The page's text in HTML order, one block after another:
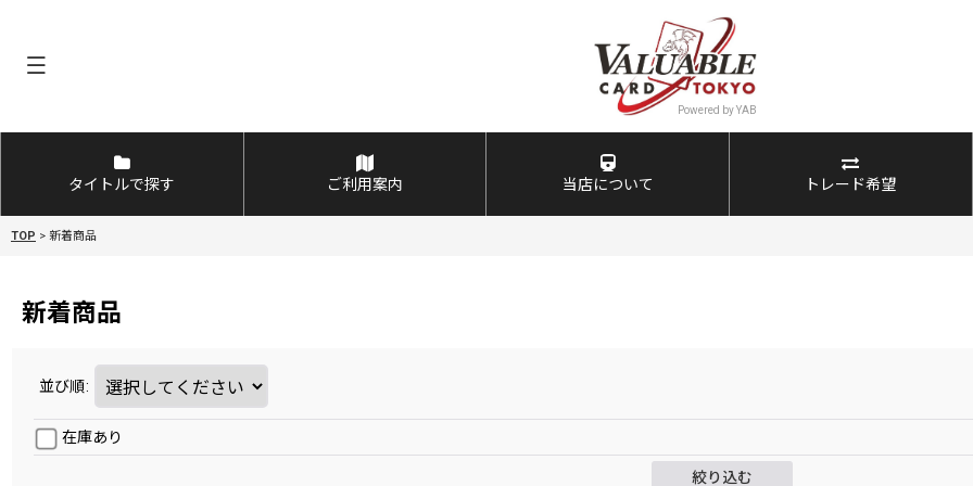
タイトルで探す ご利用案内 当店について トレード希望
TOP > 新着商品
新着商品
在庫あり
並び順:
絞り込む